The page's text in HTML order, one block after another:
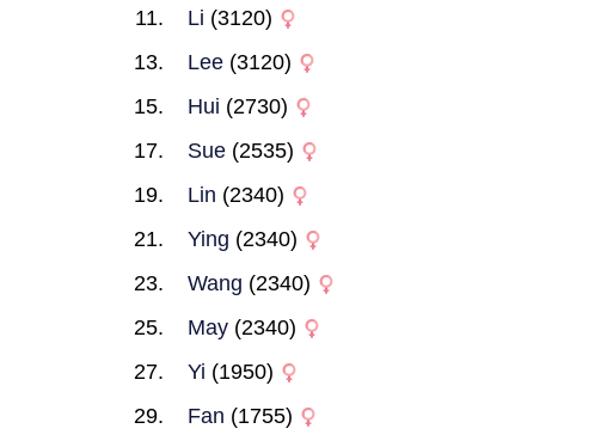
Li (3120)
Lee (3120)
Hui (2730)
Sue (2535)
Lin (2340)
Ying (2340)
Wang (2340)
May (2340)
Yi (1950)
Fan (1755)